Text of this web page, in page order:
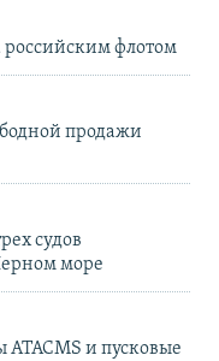
российским флотом
продажи
судов
море
и пусковые